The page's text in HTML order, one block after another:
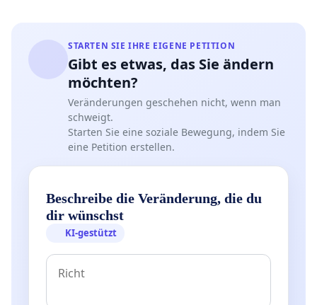
STARTEN SIE IHRE EIGENE PETITION
Gibt es etwas, das Sie ändern
möchten?
Veränderungen geschehen nicht, wenn man
schweigt.
Starten Sie eine soziale Bewegung, indem Sie
eine Petition erstellen.
Beschreibe die Veränderung, die du
dir wünschst
KI-gestützt